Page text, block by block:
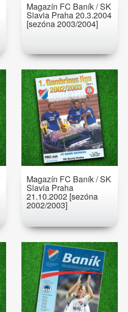
Magazín FC Baník / SK
Slavia Praha 20.3.2004
[sezóna 2003/2004]
Magazín FC Baník / SK
Slavia Praha
21.10.2002 [sezóna
2002/2003]